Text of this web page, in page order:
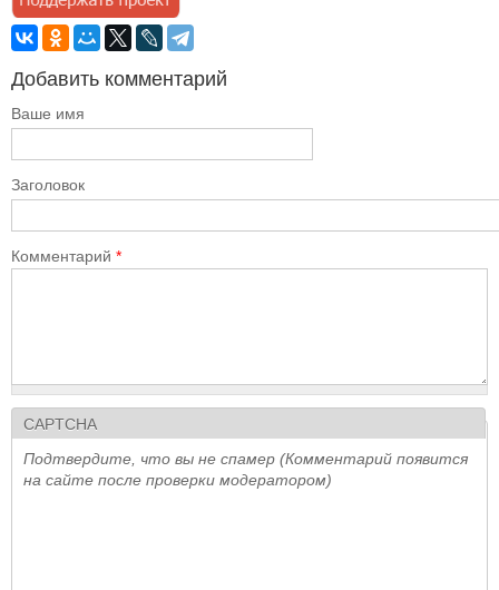
Добавить комментарий
Ваше имя
Заголовок
Комментарий *
CAPTCHA
Подтвердите, что вы не спамер (Комментарий появится
на сайте после проверки модератором)